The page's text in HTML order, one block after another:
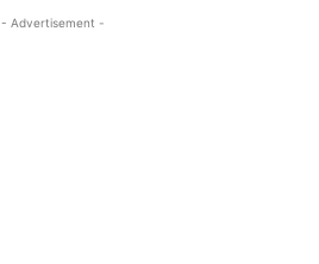
- Advertisement -